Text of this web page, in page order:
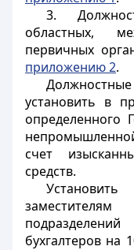
3.
областных,
первичных
приложению 2.
установить в
определенного
счет
средств.
заместителям
бухгалтеров на